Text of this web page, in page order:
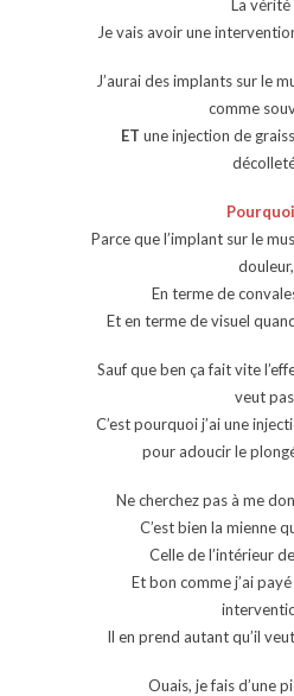
La vérité
Je vais avoir une
J’aurai des implants sur le
comme
ET une injection de
Parce que l’implant sur le
douleur,
En terme de
Et en terme de visuel
Sauf que ben ça fait vite
veut
C’est pourquoi j’ai une
pour adoucir le
Ne cherchez pas à me
C’est bien la mienne
Celle de l’intérieur
Et bon comme j’ai
Il en prend autant qu’il
Ouais, je fais d’une